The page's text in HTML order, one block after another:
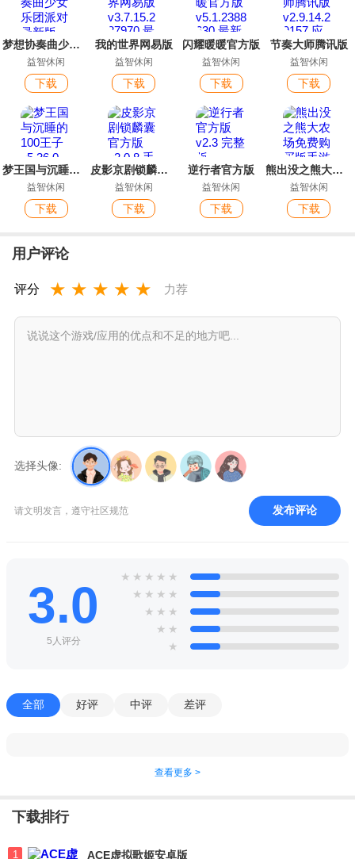
梦想协奏曲少女乐团派对最新版
益智休闲
下载
我的世界网易版
益智休闲
下载
闪耀暖暖官方版
益智休闲
下载
节奏大师腾讯版
益智休闲
下载
梦王国与沉睡的100王子
益智休闲
下载
皮影京剧锁麟囊官方版
益智休闲
下载
逆行者官方版
益智休闲
下载
熊出没之熊大农场免费购买版手游
益智休闲
下载
用户评论
评分 ★ ★ ★ ★ ★ 力荐
选择头像:
请文明发言，遵守社区规范 发布评论
3.0
5人评分
★ ★ ★ ★ ★
★ ★ ★ ★
★ ★ ★
★ ★
★
全部 好评 中评 差评
查看更多 >
下载排行
1 ACE虚拟歌姬安卓版